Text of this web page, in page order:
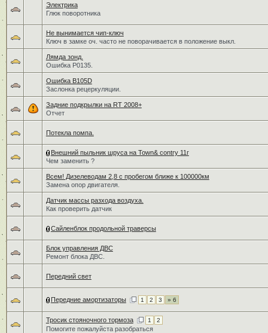
Электрика
Глюк поворотника
Не вынимается чип-ключ
Ключ в замке оч. часто не поворачивается в положение выкл.
Лямда зонд.
Ошибка Р0135.
Ошибка B105D
Заслонка рецеркуляции.
Задние подкрылки на RT 2008+
Отчет
Потекла помпа.
Внешний пыльник шруса на Town& contry 11г
Чем заменить ?
Всем! Дизелеводам 2,8 с пробегом ближе к 100000км
Замена опор двигателя.
Датчик массы разхода воздуха.
Как проверить датчик
Сайленблок продольной траверсы
Блок управления ДВС
Ремонт блока ДВС.
Передний свет
Передние амортизаторы 1 2 3 » 6
Тросик стояночного тормоза 1 2
Помогите пожалуйста разобраться